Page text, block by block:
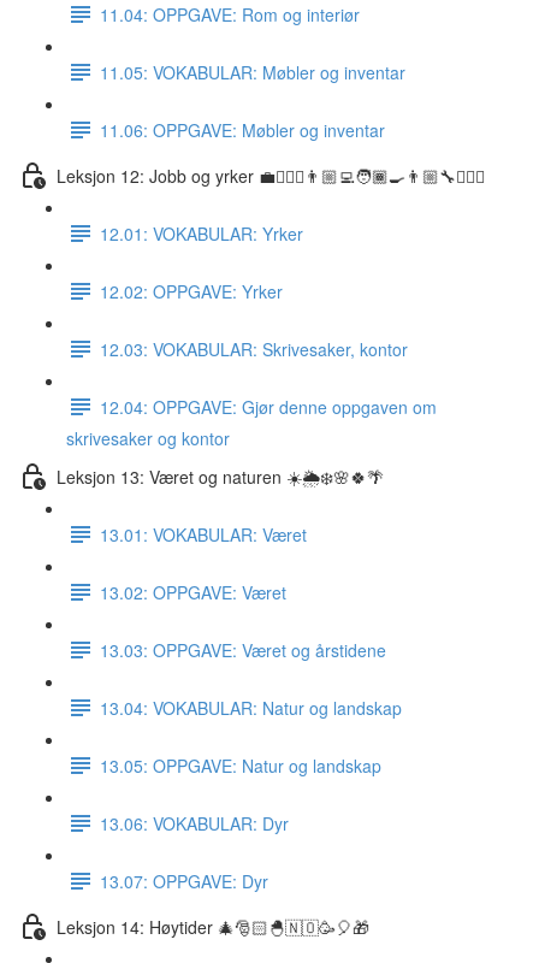
11.04: OPPGAVE: Rom og interiør
11.05: VOKABULAR: Møbler og inventar
11.06: OPPGAVE: Møbler og inventar
Leksjon 12: Jobb og yrker 💼👷🏼‍♀️👨🏼‍💻🧑🏾‍🍳👨🏼‍🔧👩🏽‍⚕️
12.01: VOKABULAR: Yrker
12.02: OPPGAVE: Yrker
12.03: VOKABULAR: Skrivesaker, kontor
12.04: OPPGAVE: Gjør denne oppgaven om
skrivesaker og kontor
Leksjon 13: Været og naturen ☀️🌦❄️🌸🍀🌴
13.01: VOKABULAR: Været
13.02: OPPGAVE: Været
13.03: OPPGAVE: Været og årstidene
13.04: VOKABULAR: Natur og landskap
13.05: OPPGAVE: Natur og landskap
13.06: VOKABULAR: Dyr
13.07: OPPGAVE: Dyr
Leksjon 14: Høytider 🎄🎅🏻🐣🇳🇴🥳🎈🎁